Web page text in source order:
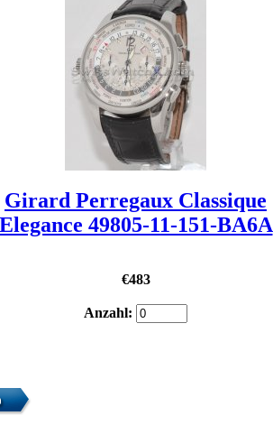
Girard Perregaux Classique
Elegance 49805-11-151-BA6A
€483
Anzahl: